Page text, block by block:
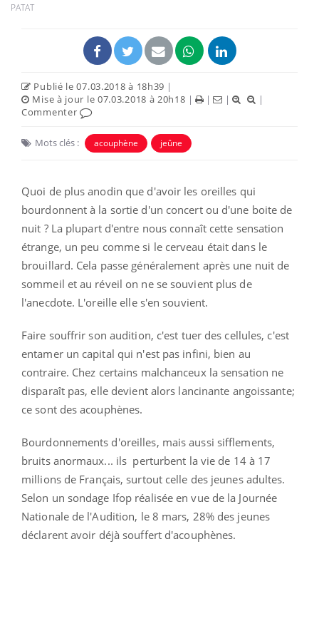
PATAT
Publié le 07.03.2018 à 18h39 |
Mise à jour le 07.03.2018 à 20h18 | | |
|
Commenter
Mots clés : acouphène jeûne
Quoi de plus anodin que d'avoir les oreilles qui
bourdonnent à la sortie d'un concert ou d'une boite de
nuit ? La plupart d'entre nous connaît cette sensation
étrange, un peu comme si le cerveau était dans le
brouillard. Cela passe généralement après une nuit de
sommeil et au réveil on ne se souvient plus de
l'anecdote. L'oreille elle s'en souvient.
Faire souffrir son audition, c'est tuer des cellules, c'est
entamer un capital qui n'est pas infini, bien au
contraire. Chez certains malchanceux la sensation ne
disparaît pas, elle devient alors lancinante angoissante;
ce sont des acouphènes.
Bourdonnements d'oreilles, mais aussi sifflements,
bruits anormaux... ils perturbent la vie de 14 à 17
millions de Français, surtout celle des jeunes adultes.
Selon un sondage Ifop réalisée en vue de la Journée
Nationale de l'Audition, le 8 mars, 28% des jeunes
déclarent avoir déjà souffert d'acouphènes.